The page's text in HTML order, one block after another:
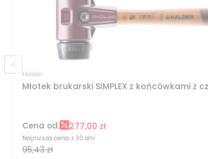
Halder
Młotek brukarski SIMPLEX z końcówkami z
Cena od: 277,00 zł
Najniższa cena z 30 dni
95,43 zł